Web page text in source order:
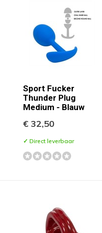
Sport Fucker
Thunder Plug
Medium - Blauw
€ 32,50
✓ Direct leverbaar